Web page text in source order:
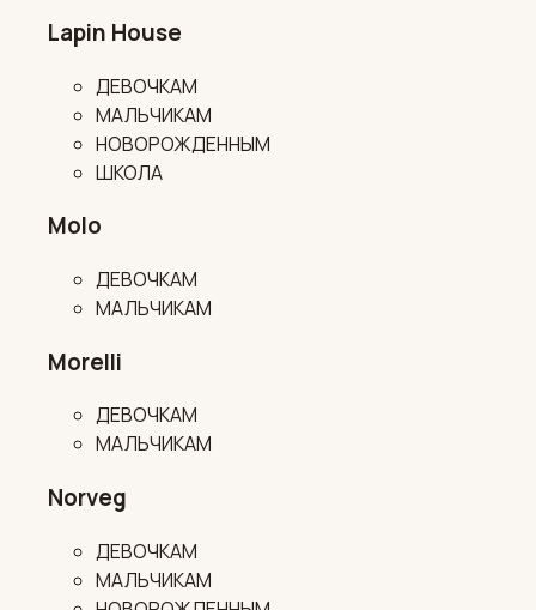
Lapin House
ДЕВОЧКАМ
МАЛЬЧИКАМ
НОВОРОЖДЕННЫМ
ШКОЛА
Molo
ДЕВОЧКАМ
МАЛЬЧИКАМ
Morelli
ДЕВОЧКАМ
МАЛЬЧИКАМ
Norveg
ДЕВОЧКАМ
МАЛЬЧИКАМ